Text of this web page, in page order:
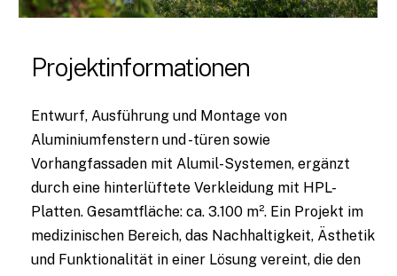
Projektinformationen
Entwurf, Ausführung und Montage von
Aluminiumfenstern und -türen sowie
Vorhangfassaden mit Alumil-Systemen, ergänzt
durch eine hinterlüftete Verkleidung mit HPL-
Platten. Gesamtfläche: ca. 3.100 m². Ein Projekt im
medizinischen Bereich, das Nachhaltigkeit, Ästhetik
und Funktionalität in einer Lösung vereint, die den